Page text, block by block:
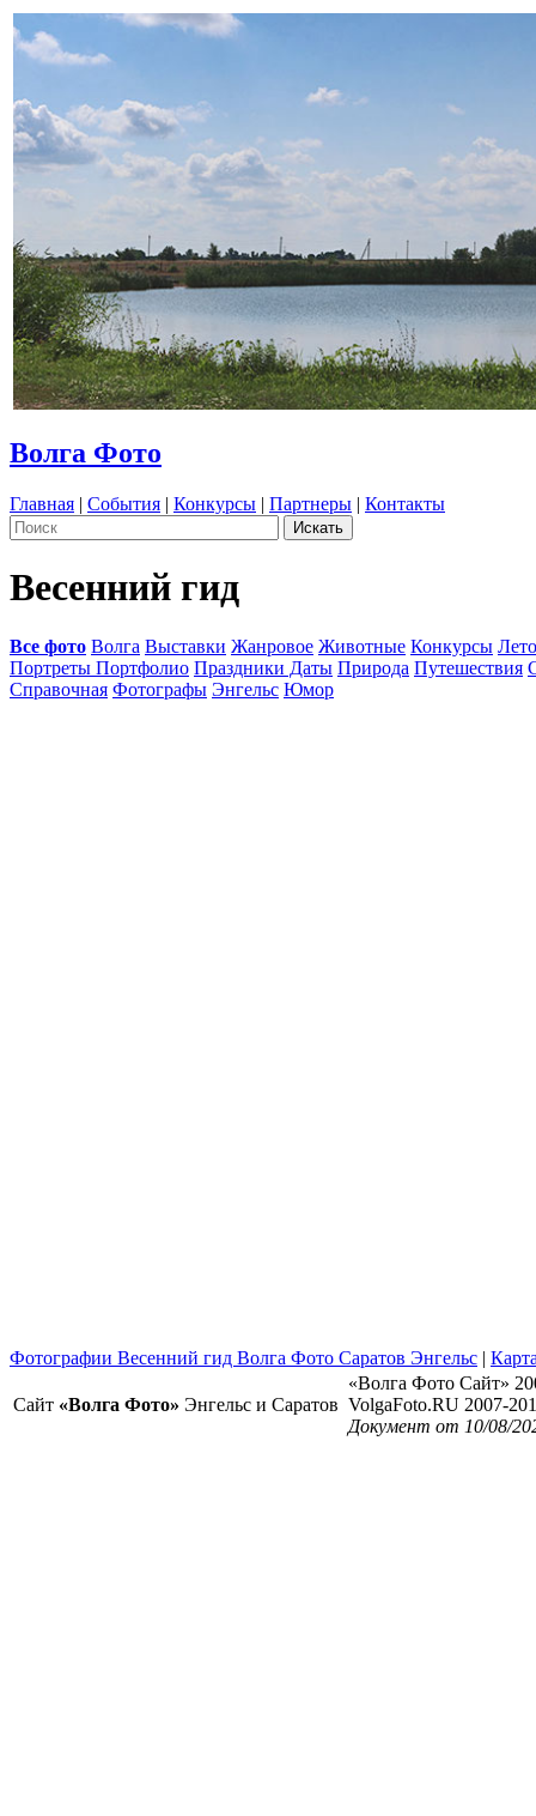
Волга Фото
Главная | События | Конкурсы | Партнеры | Контакты
Весенний гид
Все фото Волга Выставки Жанровое Животные Конкурсы
Портреты Портфолио Праздники Даты Природа Путешествия
Справочная Фотографы Энгельс Юмор
Фотографии Весенний гид Волга Фото Саратов Энгельс |
Сайт «Волга Фото» Энгельс и Саратов
«Волга Фото Сайт»
VolgaFoto.RU 2007-
Документ от 10/08/